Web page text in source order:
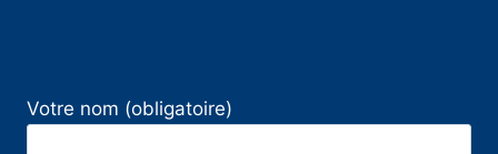
Votre nom (obligatoire)